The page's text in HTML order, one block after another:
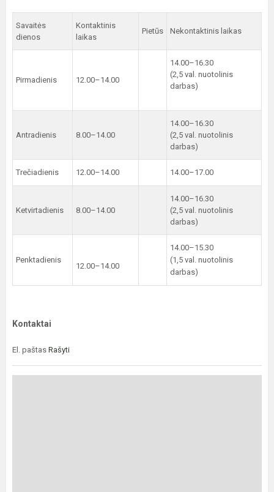
Savaitės
dienos
Kontaktinis
laikas
Pietūs Nekontaktinis laikas
Pirmadienis 12.00–14.00
14.00–16.30
(2,5 val. nuotolinis
darbas)
Antradienis 8.00–14.00
14.00–16.30
(2,5 val. nuotolinis
darbas)
Trečiadienis 12.00–14.00 14.00–17.00
Ketvirtadienis 8.00–14.00
14.00–16.30
(2,5 val. nuotolinis
darbas)
Penktadienis
12.00–14.00
14.00–15.30
(1,5 val. nuotolinis
darbas)
Kontaktai
El. paštas Rašyti